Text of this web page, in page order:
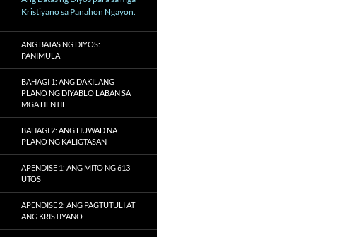
Kristiyano sa Panahon Ngayon.
ANG BATAS NG DIYOS:
PANIMULA
BAHAGI 1: ANG DAKILANG
PLANO NG DIYABLO LABAN SA
MGA HENTIL
BAHAGI 2: ANG HUWAD NA
PLANO NG KALIGTASAN
APENDISE 1: ANG MITO NG 613
UTOS
APENDISE 2: ANG PAGTUTULI AT
ANG KRISTIYANO